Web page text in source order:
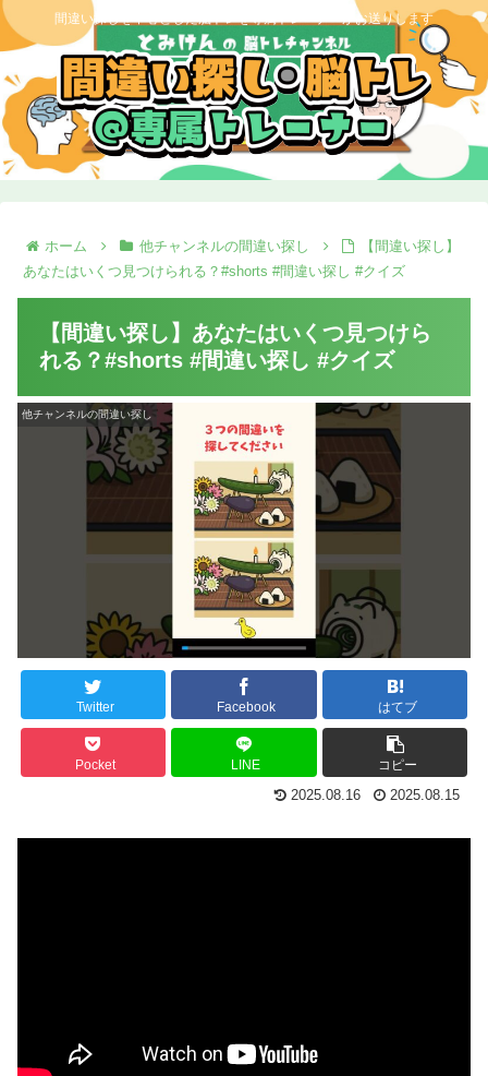
間違い探しを中心とした脳トレを専属トレーナーがお送りします
ホーム 他チャンネルの間違い探し
【間違い探し】
あなたはいくつ見つけられる？#shorts #間違い探し #クイズ
【間違い探し】あなたはいくつ見つけら
れる？#shorts #間違い探し #クイズ
他チャンネルの間違い探し
Twitter Facebook はてブ
Pocket LINE コピー
2025.08.16 2025.08.15